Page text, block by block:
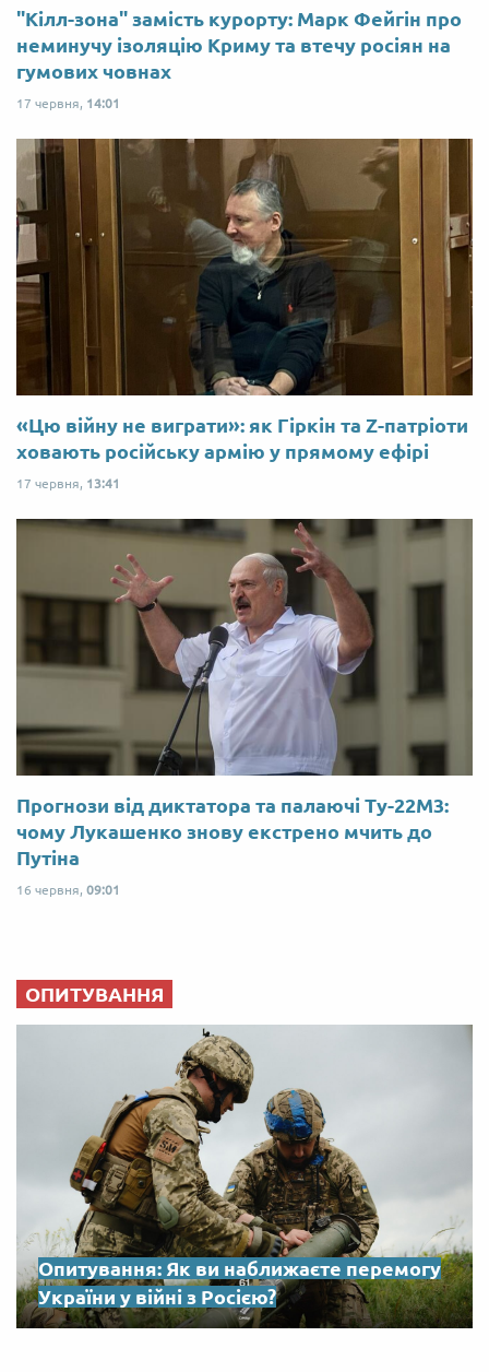
"Кілл-зона" замість курорту: Марк Фейгін про
неминучу ізоляцію Криму та втечу росіян на
гумових човнах
17 червня, 14:01
«Цю війну не виграти»: як Гіркін та Z-патріоти
ховають російську армію у прямому ефірі
17 червня, 13:41
Прогнози від диктатора та палаючі Ту-22М3:
чому Лукашенко знову екстрено мчить до
Путіна
16 червня, 09:01
ОПИТУВАННЯ
Опитування: Як ви наближаєте перемогу
України у війні з Росією?